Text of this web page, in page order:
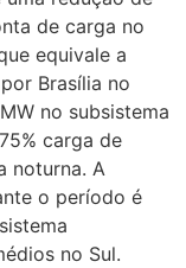
de carga no
equivale a
Brasília no
no subsistema
carga de
noturna. A
o período é
no Sul.